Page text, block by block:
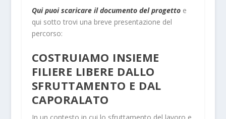
Qui puoi scaricare il documento del progettoe
qui sotto trovi una breve presentazione del
percorso:
COSTRUIAMO INSIEME
FILIERE LIBERE DALLO
SFRUTTAMENTO E DAL
CAPORALATO